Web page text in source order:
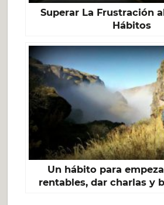
Superar La Frustración
Hábitos
Un hábito para
rentables, dar charlas y